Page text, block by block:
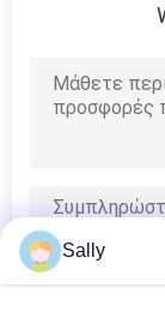
Sally